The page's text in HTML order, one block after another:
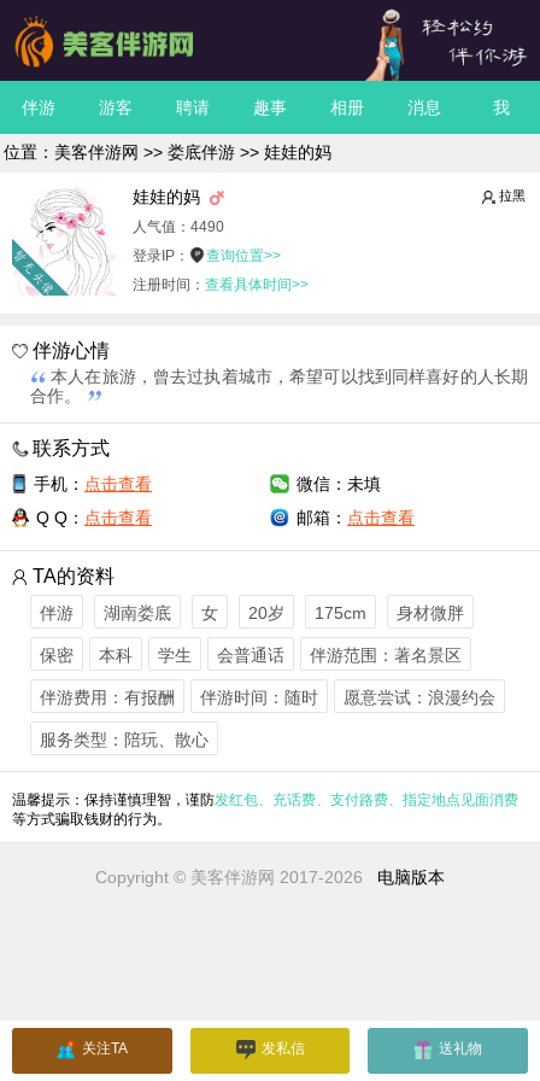
伴游 游客 聘请 趣事 相册 消息 我
位置： 美客伴游网 >> 娄底伴游>> 娃娃的妈
拉黑
娃娃的妈
人气值： 4490
登录IP：
查询位置>>
注册时间： 查看具体时间>>
伴游心情
本人在旅游，曾去过执着城市，希望可以找到同样喜好的人长期
合作。
联系方式
手机： 点击查看
微信：未填
Q Q： 点击查看 邮箱： 点击查看
TA的资料
伴游 湖南娄底 女 20岁 175cm 身材微胖
保密 本科 学生 会普通话 伴游范围：著名景区
伴游费用：有报酬 伴游时间：随时 愿意尝试：浪漫约会
服务类型：陪玩、散心
温馨提示：保持谨慎理智，谨防发红包、充话费、支付路费、指定地点见面消费
等方式骗取钱财的行为。
关注TA 发私信 送礼物
Copyright © 美客伴游网 2017-2026 电脑版本